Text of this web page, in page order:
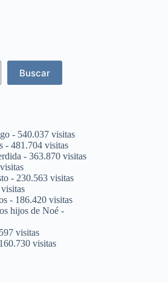
Buscar
- 540.037 visitas
- 481.704 visitas
- 363.870 visitas
- 230.563 visitas
- 186.420 visitas
hijos de Noé -
visitas
visitas